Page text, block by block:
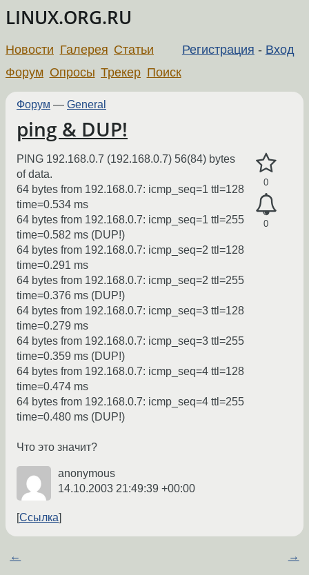
LINUX.ORG.RU
Регистрация - Вход
Новости Галерея Статьи
Форум Опросы Трекер Поиск
Форум — General
ping & DUP!
0
0
PING 192.168.0.7 (192.168.0.7) 56(84) bytes
of data.
64 bytes from 192.168.0.7: icmp_seq=1 ttl=128
time=0.534 ms
64 bytes from 192.168.0.7: icmp_seq=1 ttl=255
time=0.582 ms (DUP!)
64 bytes from 192.168.0.7: icmp_seq=2 ttl=128
time=0.291 ms
64 bytes from 192.168.0.7: icmp_seq=2 ttl=255
time=0.376 ms (DUP!)
64 bytes from 192.168.0.7: icmp_seq=3 ttl=128
time=0.279 ms
64 bytes from 192.168.0.7: icmp_seq=3 ttl=255
time=0.359 ms (DUP!)
64 bytes from 192.168.0.7: icmp_seq=4 ttl=128
time=0.474 ms
64 bytes from 192.168.0.7: icmp_seq=4 ttl=255
time=0.480 ms (DUP!)
Что это значит?
anonymous
14.10.2003 21:49:39 +00:00
Ссылка
← →